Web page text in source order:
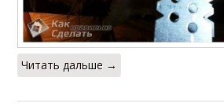
Читать дальше →